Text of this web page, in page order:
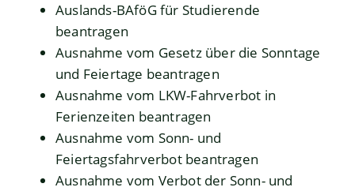
Auslands-BAföG für Studierende
beantragen
Ausnahme vom Gesetz über die Sonntage
und Feiertage beantragen
Ausnahme vom LKW-Fahrverbot in
Ferienzeiten beantragen
Ausnahme vom Sonn- und
Feiertagsfahrverbot beantragen
Ausnahme vom Verbot der Sonn- und